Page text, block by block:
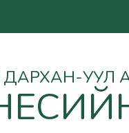
ДАРХАН-